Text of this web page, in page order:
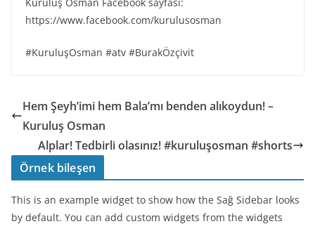
https://www.facebook.com/kurulusosman
#KuruluşOsman #atv #BurakÖzçivit
Hem Şeyh’imi hem Bala’mı benden alıkoydun! –
Kuruluş Osman
Alplar! Tedbirli olasınız! #kuruluşosman #shorts
Örnek bileşen
This is an example widget to show how the Sağ Sidebar looks
by default. You can add custom widgets from the widgets